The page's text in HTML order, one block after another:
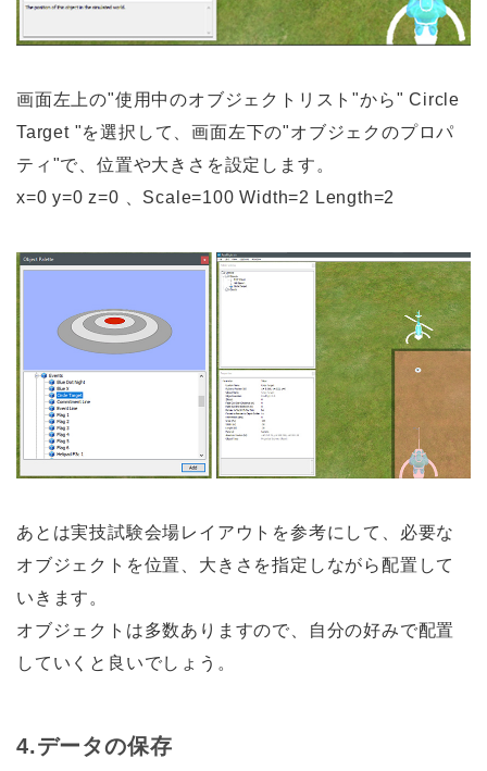
画面左上の"使用中のオブジェクトリスト"から" Circle
Target "を選択して、画面左下の"オブジェクのプロパ
ティ"で、位置や大きさを設定します。
x=0 y=0 z=0 、Scale=100 Width=2 Length=2
あとは実技試験会場レイアウトを参考にして、必要な
オブジェクトを位置、大きさを指定しながら配置して
いきます。
オブジェクトは多数ありますので、自分の好みで配置
していくと良いでしょう。
4.データの保存